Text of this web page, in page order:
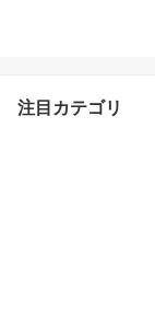
注目カテゴリ